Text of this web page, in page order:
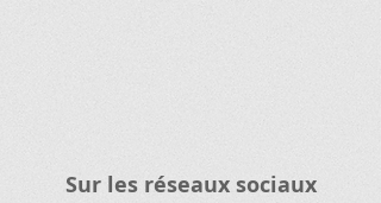
Sur les réseaux sociaux